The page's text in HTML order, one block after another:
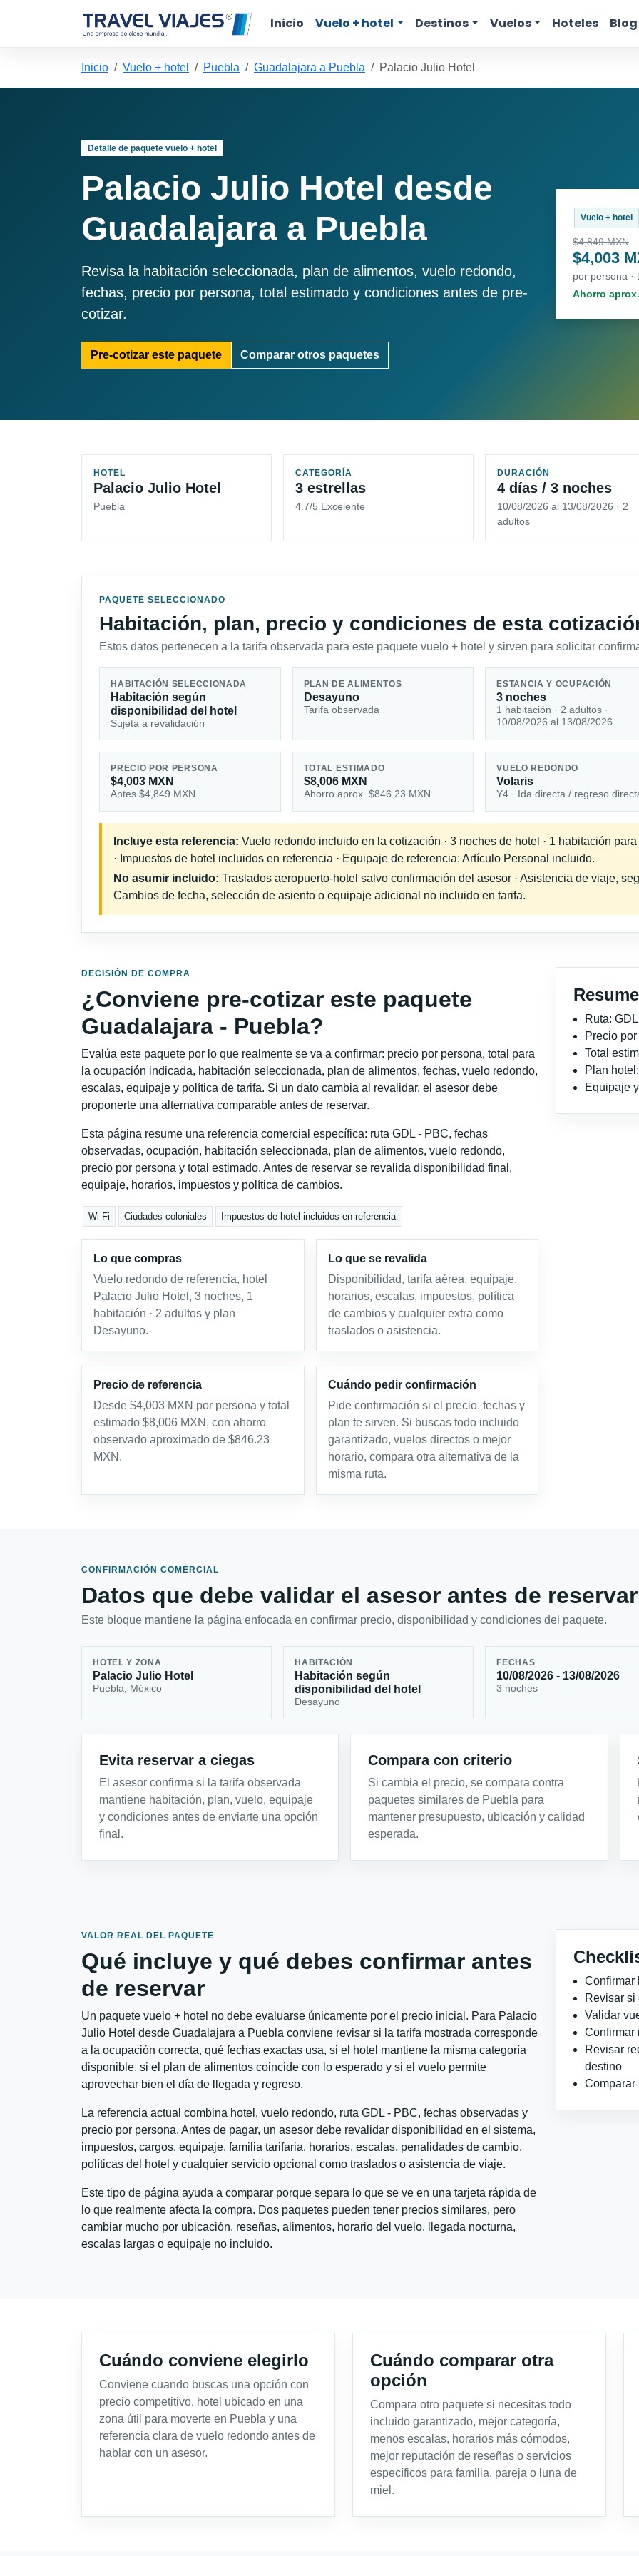
Inicio Vuelo + hotel Destinos Vuelos Hoteles Blog
Inicio Vuelo + hotel Puebla Guadalajara a Puebla Palacio Julio Hotel
Detalle de paquete vuelo + hotel
Palacio Julio Hotel desde
Guadalajara a Puebla
Revisa la habitación seleccionada, plan de alimentos, vuelo redondo,
fechas, precio por persona, total estimado y condiciones antes de pre-
cotizar.
Pre-cotizar este paquete Comparar otros paquetes
Vuelo + hotel
$4,849 MXN
$4,003
por persona ·
Ahorro aprox.
HOTEL
Palacio Julio Hotel
Puebla
CATEGORÍA
3 estrellas
4.7/5 Excelente
DURACIÓN
4 días / 3 noches
10/08/2026 al 13/08/2026 · 2
adultos
PAQUETE SELECCIONADO
Habitación, plan, precio y condiciones de esta
Estos datos pertenecen a la tarifa observada para este paquete vuelo + hotel y sirven para solicitar
HABITACIÓN SELECCIONADA
Habitación según
disponibilidad del hotel
Sujeta a revalidación
PLAN DE ALIMENTOS
Desayuno
Tarifa observada
ESTANCIA Y OCUPACIÓN
3 noches
1 habitación · 2 adultos ·
10/08/2026 al 13/08/2026
PRECIO POR PERSONA
$4,003 MXN
Antes $4,849 MXN
TOTAL ESTIMADO
$8,006 MXN
Ahorro aprox. $846.23 MXN
VUELO REDONDO
Volaris
Y4 · Ida directa / regreso
Incluye esta referencia: Vuelo redondo incluido en la cotización · 3 noches de hotel · 1 habitación
· Impuestos de hotel incluidos en referencia · Equipaje de referencia: Artículo Personal incluido.
No asumir incluido: Traslados aeropuerto-hotel salvo confirmación del asesor · Asistencia de viaje,
Cambios de fecha, selección de asiento o equipaje adicional no incluido en tarifa.
DECISIÓN DE COMPRA
¿Conviene pre-cotizar este paquete
Guadalajara - Puebla?
Evalúa este paquete por lo que realmente se va a confirmar: precio por persona, total para
la ocupación indicada, habitación seleccionada, plan de alimentos, fechas, vuelo redondo,
escalas, equipaje y política de tarifa. Si un dato cambia al revalidar, el asesor debe
proponerte una alternativa comparable antes de reservar.
Esta página resume una referencia comercial específica: ruta GDL - PBC, fechas
observadas, ocupación, habitación seleccionada, plan de alimentos, vuelo redondo,
precio por persona y total estimado. Antes de reservar se revalida disponibilidad final,
equipaje, horarios, impuestos y política de cambios.
Wi-Fi Ciudades coloniales Impuestos de hotel incluidos en referencia
Lo que compras
Vuelo redondo de referencia, hotel
Palacio Julio Hotel, 3 noches, 1
habitación · 2 adultos y plan
Desayuno.
Lo que se revalida
Disponibilidad, tarifa aérea, equipaje,
horarios, escalas, impuestos, política
de cambios y cualquier extra como
traslados o asistencia.
Precio de referencia
Desde $4,003 MXN por persona y total
estimado $8,006 MXN, con ahorro
observado aproximado de $846.23
MXN.
Cuándo pedir confirmación
Pide confirmación si el precio, fechas y
plan te sirven. Si buscas todo incluido
garantizado, vuelos directos o mejor
horario, compara otra alternativa de la
misma ruta.
Ruta:
Precio
Total
Plan
Equipaje
CONFIRMACIÓN COMERCIAL
Datos que debe validar el asesor antes de reservar
Este bloque mantiene la página enfocada en confirmar precio, disponibilidad y condiciones del paquete.
HOTEL Y ZONA
Palacio Julio Hotel
Puebla, México
HABITACIÓN
Habitación según
disponibilidad del hotel
Desayuno
FECHAS
10/08/2026 - 13/08/2026
3 noches
Evita reservar a ciegas
El asesor confirma si la tarifa observada
mantiene habitación, plan, vuelo, equipaje
y condiciones antes de enviarte una opción
final.
Compara con criterio
Si cambia el precio, se compara contra
paquetes similares de Puebla para
mantener presupuesto, ubicación y calidad
esperada.
VALOR REAL DEL PAQUETE
Qué incluye y qué debes confirmar antes
de reservar
Un paquete vuelo + hotel no debe evaluarse únicamente por el precio inicial. Para Palacio
Julio Hotel desde Guadalajara a Puebla conviene revisar si la tarifa mostrada corresponde
a la ocupación correcta, qué fechas exactas usa, si el hotel mantiene la misma categoría
disponible, si el plan de alimentos coincide con lo esperado y si el vuelo permite
aprovechar bien el día de llegada y regreso.
La referencia actual combina hotel, vuelo redondo, ruta GDL - PBC, fechas observadas y
precio por persona. Antes de pagar, un asesor debe revalidar disponibilidad en el sistema,
impuestos, cargos, equipaje, familia tarifaria, horarios, escalas, penalidades de cambio,
políticas del hotel y cualquier servicio opcional como traslados o asistencia de viaje.
Este tipo de página ayuda a comparar porque separa lo que se ve en una tarjeta rápida de
lo que realmente afecta la compra. Dos paquetes pueden tener precios similares, pero
cambiar mucho por ubicación, reseñas, alimentos, horario del vuelo, llegada nocturna,
escalas largas o equipaje no incluido.
Confirmar
Revisar si
Validar
Confirmar
Revisar
destino
Comparar
Cuándo conviene elegirlo
Conviene cuando buscas una opción con
precio competitivo, hotel ubicado en una
zona útil para moverte en Puebla y una
referencia clara de vuelo redondo antes de
hablar con un asesor.
Cuándo comparar otra
opción
Compara otro paquete si necesitas todo
incluido garantizado, mejor categoría,
menos escalas, horarios más cómodos,
mejor reputación de reseñas o servicios
específicos para familia, pareja o luna de
miel.